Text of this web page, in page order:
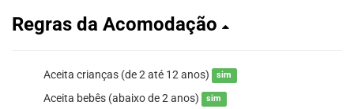
Regras da Acomodação
Aceita crianças (de 2 até 12 anos) sim
Aceita bebês (abaixo de 2 anos) sim